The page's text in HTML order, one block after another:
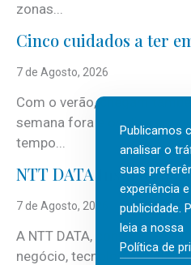
zonas...
Cinco cuidados a ter
7 de Agosto, 2026
Com o verão, chegam
semana fora e os dias em
tempo...
NTT DATA Insurtech
7 de Agosto, 2026
A NTT DATA, consultora
negócio, tecnologia e
Publicamos
analisar o
suas
experiência
publicidade.
leia a nossa
Política de